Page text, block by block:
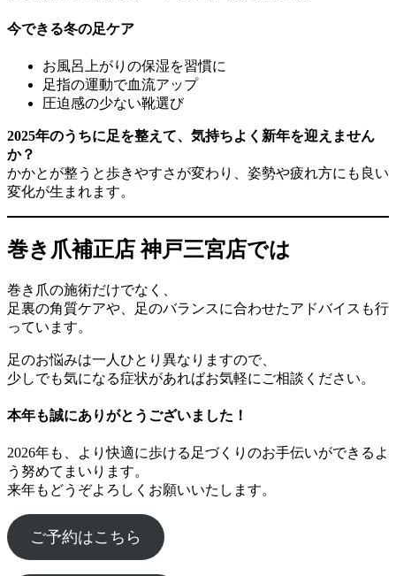
今できる冬の足ケア
お風呂上がりの保湿を習慣に
足指の運動で血流アップ
圧迫感の少ない靴選び
2025年のうちに足を整えて、気持ちよく新年を迎えません
か？
かかとが整うと歩きやすさが変わり、姿勢や疲れ方にも良い
変化が生まれます。
巻き爪補正店 神戸三宮店では
巻き爪の施術だけでなく、
足裏の角質ケアや、足のバランスに合わせたアドバイスも行
っています。
足のお悩みは一人ひとり異なりますので、
少しでも気になる症状があればお気軽にご相談ください。
本年も誠にありがとうございました！
2026年も、より快適に歩ける足づくりのお手伝いができるよ
う努めてまいります。
来年もどうぞよろしくお願いいたします。
ご予約はこちら